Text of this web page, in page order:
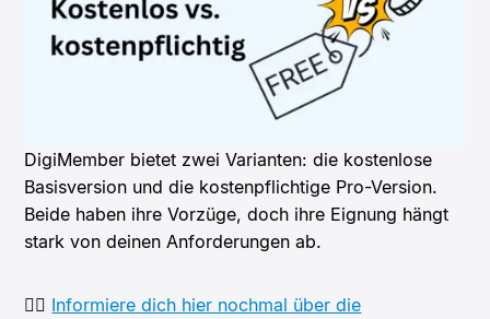
DigiMember bietet zwei Varianten: die kostenlose
Basisversion und die kostenpflichtige Pro-Version.
Beide haben ihre Vorzüge, doch ihre Eignung hängt
stark von deinen Anforderungen ab.
👉🏻 Informiere dich hier nochmal über die